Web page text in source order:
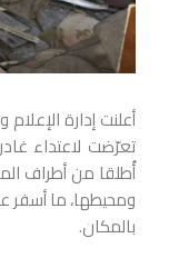
أعلنت إدارة
تعرّضت لاعتداء
أُطلقا من أطراف
ومحيطها، ما أسفر
بالمكان.